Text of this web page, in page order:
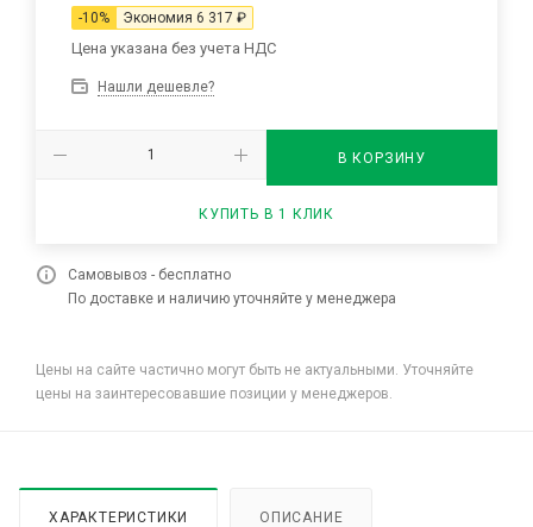
-10% Экономия 6 317 ₽
Цена указана без учета НДС
Нашли дешевле?
В КОРЗИНУ
КУПИТЬ В 1 КЛИК
Самовывоз - бесплатно
По доставке и наличию уточняйте у менеджера
Цены на сайте частично могут быть не актуальными. Уточняйте
цены на заинтересовавшие позиции у менеджеров.
ХАРАКТЕРИСТИКИ ОПИСАНИЕ